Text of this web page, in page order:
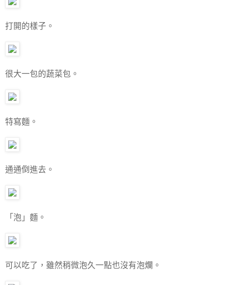
打開的樣子。
很大一包的蔬菜包。
特寫麵。
通通倒進去。
「泡」麵。
可以吃了，雖然稍微泡久一點也沒有泡爛。